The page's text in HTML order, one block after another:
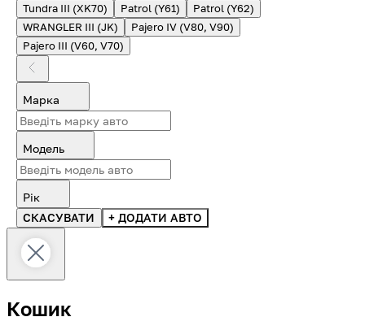
Tundra III (XK70)
Patrol (Y61)
Patrol (Y62)
WRANGLER III (JK)
Pajero IV (V80, V90)
Pajero III (V60, V70)
Марка
Модель
Рік
СКАСУВАТИ
+ ДОДАТИ АВТО
Кошик